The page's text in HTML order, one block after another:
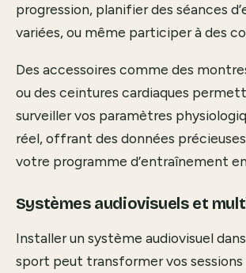
progression, planifier des séances
variées, ou même participer à des
Des accessoires comme des
ou des ceintures cardiaques
surveiller vos paramètres
réel, offrant des données
votre programme d’entraînement
Systèmes audiovisuels et
Installer un système audiovisuel
sport peut transformer vos sessions